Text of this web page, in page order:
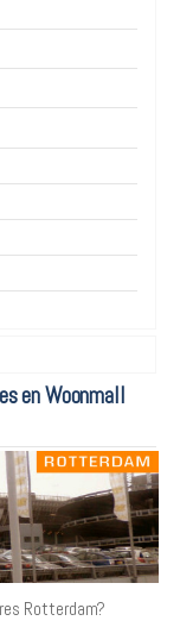
en Woonmall
Rotterdam?